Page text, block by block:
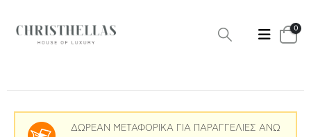
0
ΔΩΡΕΑΝ ΜΕΤΑΦΟΡΙΚΑ ΓΙΑ ΠΑΡΑΓΓΕΛΙΕΣ ΑΝΩ